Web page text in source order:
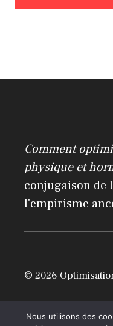
e
Comment
physique et
conjugaison de
l'empirisme
© 2026
Nous utilisons des